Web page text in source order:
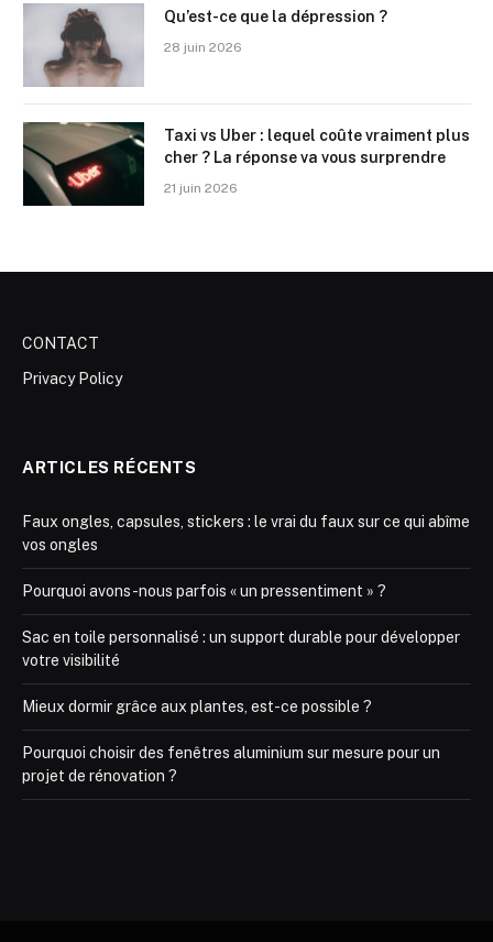
Qu’est-ce que la dépression ?
28 juin 2026
Taxi vs Uber : lequel coûte vraiment plus
cher ? La réponse va vous surprendre
21 juin 2026
CONTACT
Privacy Policy
ARTICLES RÉCENTS
Faux ongles, capsules, stickers : le vrai du faux sur ce qui abîme
vos ongles
Pourquoi avons-nous parfois « un pressentiment » ?
Sac en toile personnalisé : un support durable pour développer
votre visibilité
Mieux dormir grâce aux plantes, est-ce possible ?
Pourquoi choisir des fenêtres aluminium sur mesure pour un
projet de rénovation ?